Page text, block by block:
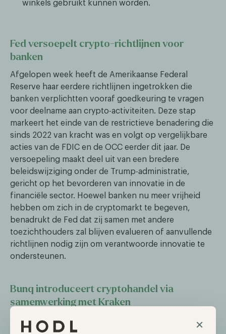
×
winkels gebruikt kunnen worden.
Fed versoepelt crypto-richtlijnen voor
banken
Afgelopen week heeft de Amerikaanse Federal
Reserve haar eerdere richtlijnen ingetrokken die
banken verplichtten vooraf goedkeuring te vragen
voor deelname aan crypto-activiteiten. Deze stap
markeert het einde van de restrictieve benadering die
sinds 2022 van kracht was en volgt op vergelijkbare
acties van de FDIC en de OCC eerder dit jaar. De
versoepeling maakt deel uit van een bredere
beleidswijziging onder de Trump-administratie,
gericht op het bevorderen van innovatie in de
financiële sector. Hoewel banken nu meer vrijheid
hebben om zich in de cryptomarkt te begeven,
benadrukt de Fed dat zij samen met andere
toezichthouders zal blijven evalueren of aanvullende
richtlijnen nodig zijn om verantwoorde innovatie te
ondersteunen.
Bunq introduceert cryptohandel via
samenwerking met Kraken
De Nederlandse digitale bank Bunq heeft
aangekondigd dat gebruikers in zes Europese landen,